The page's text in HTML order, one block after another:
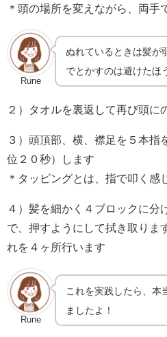
＊頭の場所を変えながら、両手
Rune
ぬれているときは髪が
でとかすのは避けたほ
２）タオルを裏返して再び頭に
３）頭頂部、横、襟足を５本指
位２０秒）します
＊タッピングとは、指で叩く感
４）髪を細かく４ブロックに分
で、押すようにして拭き取りま
れを４ヶ所行います
Rune
これを実践したら、本
ましたよ！